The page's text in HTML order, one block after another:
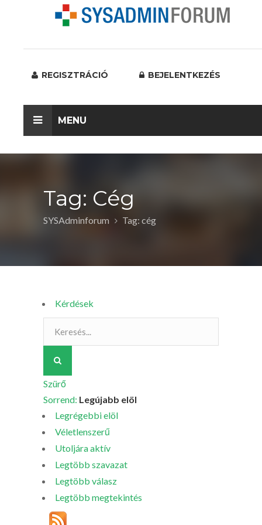
REGISZTRÁCIÓ BEJELENTKEZÉS
MENU
Tag: Cég
SYSAdminforum Tag: cég
Kérdések
Szürő
Sorrend: Legújabb elöl
Legrégebbi elöl
Véletlenszerű
Utoljára aktív
Legtöbb szavazat
Legtöbb válasz
Legtöbb megtekintés